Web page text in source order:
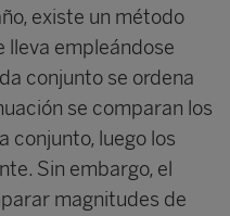
existe un método
lleva empleándose
conjunto se ordena
se comparan los
conjunto, luego los
Sin embargo, el
magnitudes de